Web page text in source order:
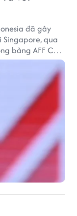
đã gây
qua
bảng AFF Cup